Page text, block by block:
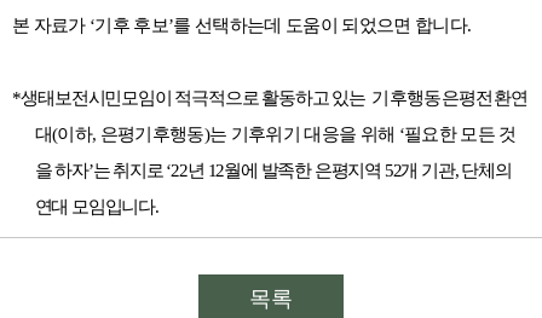
본 자료가 ‘기후 후보’를 선택하는데 도움이 되었으면 합니다.
*생태보전시민모임이 적극적으로 활동하고 있는 기후행동은평전환연
대(이하, 은평기후행동)는 기후위기 대응을 위해 ‘필요한 모든 것
을 하자’는 취지로 ‘22년 12월에 발족한 은평지역 52개 기관,단체의
연대 모임입니다.
목록